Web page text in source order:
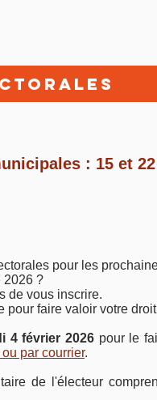
: 15 et
pour les
2026 ?
de vous inscrire.
pour faire valoir votre
4 février 2026 pour le
par courrier.
de l'électeur